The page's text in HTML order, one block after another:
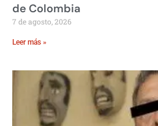
de Colombia
7 de agosto, 2026
Leer más »